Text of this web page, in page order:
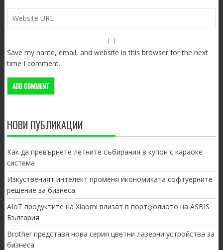
Save my name, email, and website in this browser for the next
time I comment.
НОВИ ПУБЛИКАЦИИ
Как да превърнете летните събирания в купон с караоке
система
Изкуственият интелект променя икономиката софтуерните
решение за бизнеса
AIoT продуктите на Xiaomi влизат в портфолиото на ASBIS
България
Brother представя нова серия цветни лазерни устройства за
бизнеса